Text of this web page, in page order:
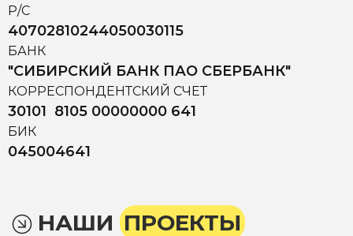
Р/С
40702810244050030115
БАНК
"СИБИРСКИЙ БАНК ПАО СБЕРБАНК"
КОРРЕСПОНДЕНТСКИЙ СЧЕТ
30101 8105 00000000 641
БИК
045004641
НАШИ ПРОЕКТЫ